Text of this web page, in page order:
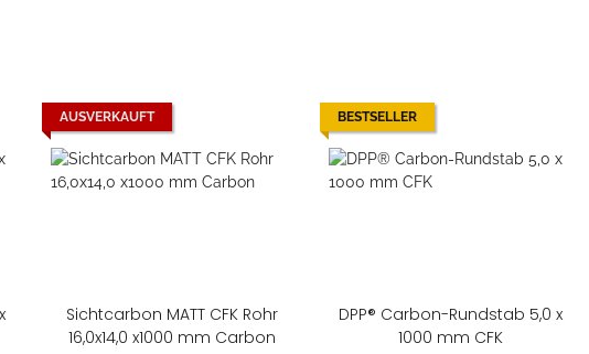
AUSVERKAUFT
Sichtcarbon MATT CFK Rohr
16,0x14,0 x1000 mm Carbon
BESTSELLER
DPP® Carbon-Rundstab 5,0 x
1000 mm CFK